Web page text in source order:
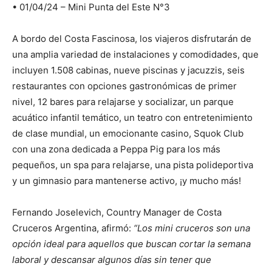
• 01/04/24 – Mini Punta del Este N°3
A bordo del Costa Fascinosa, los viajeros disfrutarán de
una amplia variedad de instalaciones y comodidades, que
incluyen 1.508 cabinas, nueve piscinas y jacuzzis, seis
restaurantes con opciones gastronómicas de primer
nivel, 12 bares para relajarse y socializar, un parque
acuático infantil temático, un teatro con entretenimiento
de clase mundial, un emocionante casino, Squok Club
con una zona dedicada a Peppa Pig para los más
pequeños, un spa para relajarse, una pista polideportiva
y un gimnasio para mantenerse activo, ¡y mucho más!
Fernando Joselevich, Country Manager de Costa
Cruceros Argentina, afirmó: “Los mini cruceros son una
opción ideal para aquellos que buscan cortar la semana
laboral y descansar algunos días sin tener que